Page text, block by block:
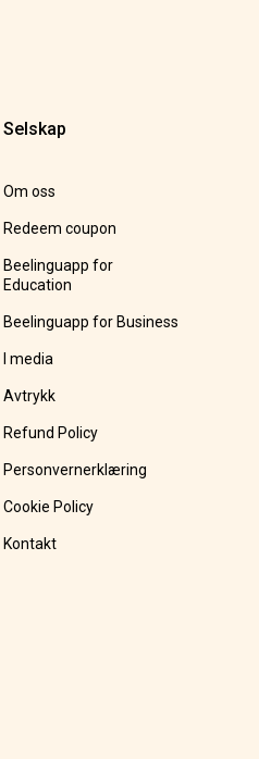
Selskap
Om oss
Redeem coupon
Beelinguapp for
Education
Beelinguapp for Business
I media
Avtrykk
Refund Policy
Personvernerklæring
Cookie Policy
Kontakt